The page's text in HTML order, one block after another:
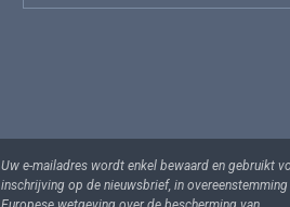
Uw e-mailadres wordt enkel bewaard en gebruikt
inschrijving op de nieuwsbrief, in